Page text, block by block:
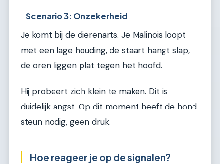
Scenario 3: Onzekerheid
Je komt bij de dierenarts. Je Malinois loopt
met een lage houding, de staart hangt slap,
de oren liggen plat tegen het hoofd.
Hij probeert zich klein te maken. Dit is
duidelijk angst. Op dit moment heeft de hond
steun nodig, geen druk.
Hoe reageer je op de signalen?